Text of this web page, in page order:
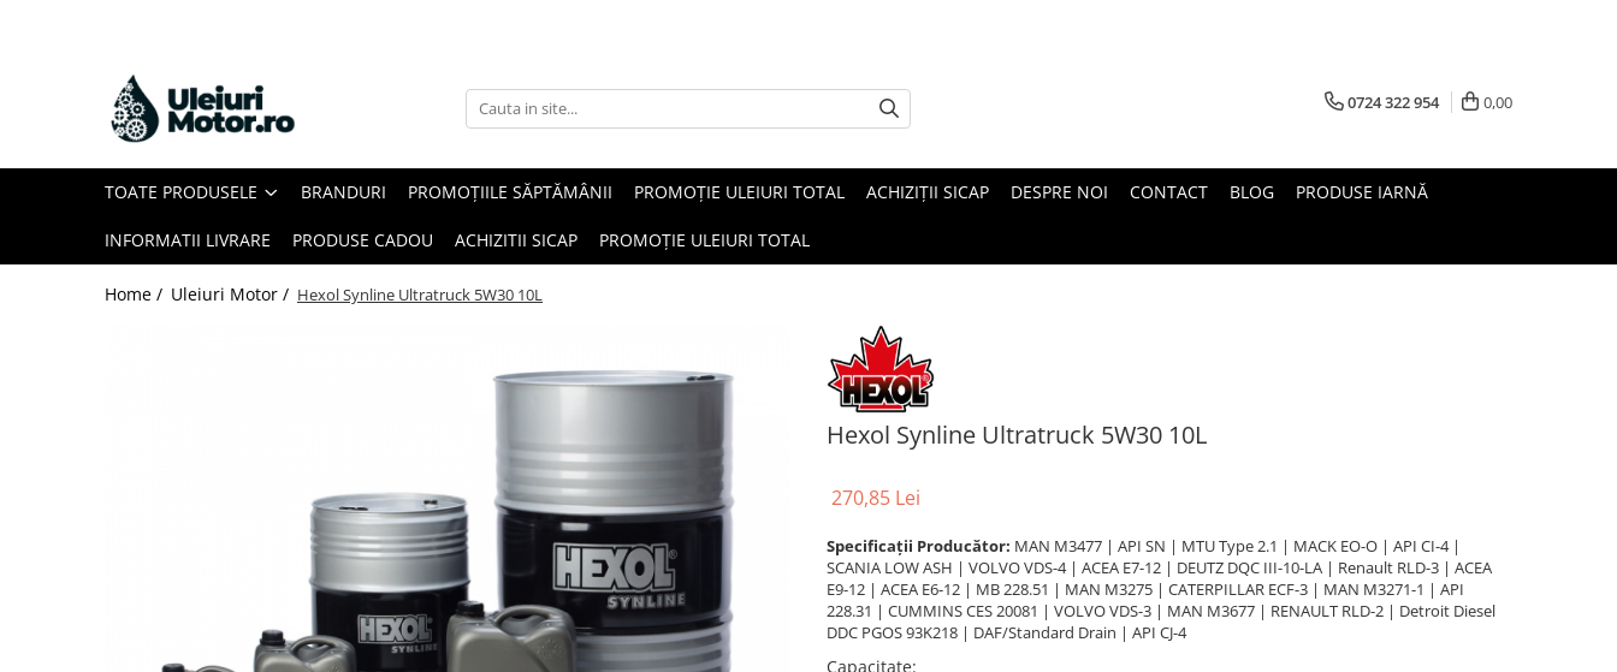
Toate Produsele
Uleiuri Motor
Uleiuri Motor Camioane
Uleiuri Motor Motociclete
Uleiuri Motor Utilaje Agricole
Uleiuri Transmisie Motociclete
0724 322 954 0,00
TOATE PRODUSELE BRANDURI PROMOȚIILE SĂPTĂMÂNII PROMOȚIE ULEIURI TOTAL ACHIZIȚII SICAP DESPRE NOI CONTACT BLOG PRODUSE IARNĂ
INFORMATII LIVRARE PRODUSE CADOU ACHIZITII SICAP PROMOȚIE ULEIURI TOTAL
Home / Uleiuri Motor / Hexol Synline Ultratruck 5W30 10L
Hexol Synline Ultratruck 5W30 10L
270,85 Lei
Specificații Producător: MAN M3477 | API SN | MTU Type 2.1 | MACK EO-O | API CI-4 |
SCANIA LOW ASH | VOLVO VDS-4 | ACEA E7-12 | DEUTZ DQC III-10-LA | Renault RLD-3 | ACEA
E9-12 | ACEA E6-12 | MB 228.51 | MAN M3275 | CATERPILLAR ECF-3 | MAN M3271-1 | API
228.31 | CUMMINS CES 20081 | VOLVO VDS-3 | MAN M3677 | RENAULT RLD-2 | Detroit Diesel
DDC PGOS 93K218 | DAF/Standard Drain | API CJ-4
Capacitate: